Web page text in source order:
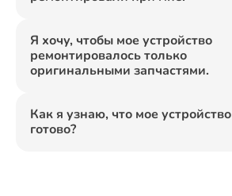
Я хочу, чтобы мое устройство
ремонтировалось только
оригинальными запчастями.
Как я узнаю, что мое устройство
готово?